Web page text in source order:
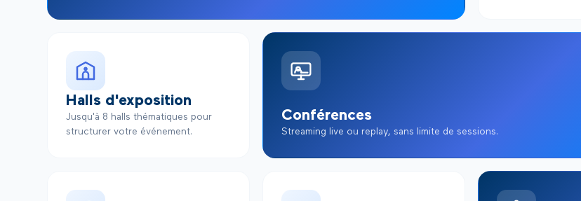
Halls d'exposition
Jusqu'à 8 halls thématiques pour
structurer votre événement.
Conférences
Streaming live ou replay, sans limite de sessions.